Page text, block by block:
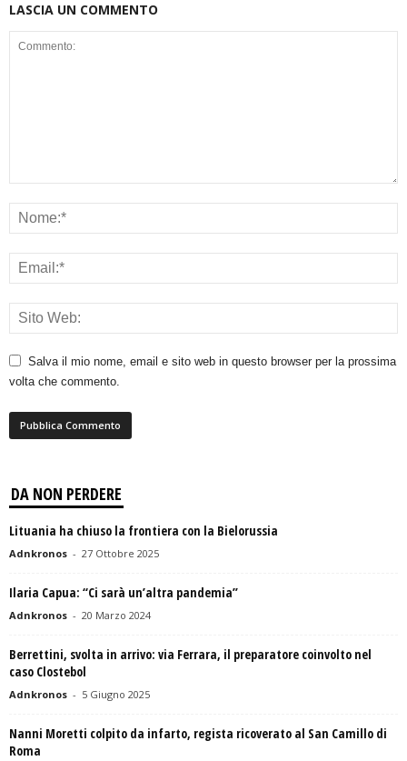
LASCIA UN COMMENTO
Salva il mio nome, email e sito web in questo browser per la prossima
volta che commento.
DA NON PERDERE
Lituania ha chiuso la frontiera con la Bielorussia
Adnkronos - 27 Ottobre 2025
Ilaria Capua: “Ci sarà un’altra pandemia”
Adnkronos - 20 Marzo 2024
Berrettini, svolta in arrivo: via Ferrara, il preparatore coinvolto nel
caso Clostebol
Adnkronos - 5 Giugno 2025
Nanni Moretti colpito da infarto, regista ricoverato al San Camillo di
Roma